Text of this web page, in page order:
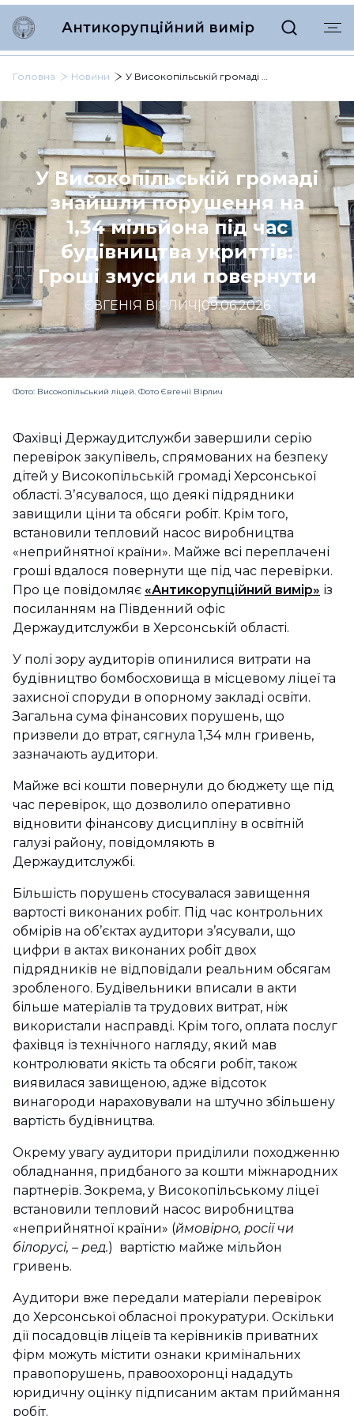
Антикорупційний вимір
Головна Новини У Високопільській громаді знайшли порушення на 1,34 мільйона під час будівництва укриттів: Гроші змусили повернути
У Високопільській громаді
знайшли порушення на
1,34 мільйона під час
будівництва укриттів:
Гроші змусили повернути
ЄВГЕНІЯ ВІРЛИЧ| 09.06.2026
Фото: Високопільський ліцей. Фото Євгенії Вірлич
Фахівці Держаудитслужби завершили серію
перевірок закупівель, спрямованих на безпеку
дітей у Високопільській громаді Херсонської
області. Зʼясувалося, що деякі підрядники
завищили ціни та обсяги робіт. Крім того,
встановили тепловий насос виробництва
«неприйнятної країни». Майже всі переплачені
гроші вдалося повернути ще під час перевірки.
Про це повідомляє «Антикорупційний вимір» із
посиланням на Південний офіс
Держаудитслужби в Херсонській області.
У полі зору аудиторів опинилися витрати на
будівництво бомбосховища в місцевому ліцеї та
захисної споруди в опорному закладі освіти.
Загальна сума фінансових порушень, що
призвели до втрат, сягнула 1,34 млн гривень,
зазначають аудитори.
Майже всі кошти повернули до бюджету ще під
час перевірок, що дозволило оперативно
відновити фінансову дисципліну в освітній
галузі району, повідомляють в
Держаудитслужбі.
Більшість порушень стосувалася завищення
вартості виконаних робіт. Під час контрольних
обмірів на об’єктах аудитори з’ясували, що
цифри в актах виконаних робіт двох
підрядників не відповідали реальним обсягам
зробленого. Будівельники вписали в акти
більше матеріалів та трудових витрат, ніж
використали насправді. Крім того, оплата послуг
фахівця із технічного нагляду, який мав
контролювати якість та обсяги робіт, також
виявилася завищеною, адже відсоток
винагороди нараховували на штучно збільшену
вартість будівництва.
Окрему увагу аудитори приділили походженню
обладнання, придбаного за кошти міжнародних
партнерів. Зокрема, у Високопільському ліцеї
встановили тепловий насос виробництва
«неприйнятної країни» (ймовірно, росії чи
білорусі, – ред.) вартістю майже мільйон
гривень.
Аудитори вже передали матеріали перевірок
до Херсонської обласної прокуратури. Оскільки
дії посадовців ліцеїв та керівників приватних
фірм можуть містити ознаки кримінальних
правопорушень, правоохоронці нададуть
юридичну оцінку підписаним актам приймання
робіт.